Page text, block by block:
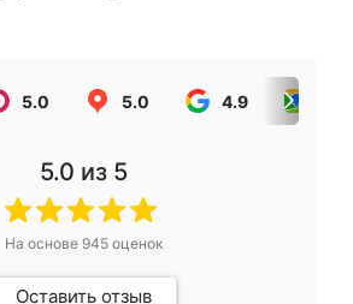
5.0 5.0 4.9
5.0 из 5
На основе 945оценок
Оставить отзыв